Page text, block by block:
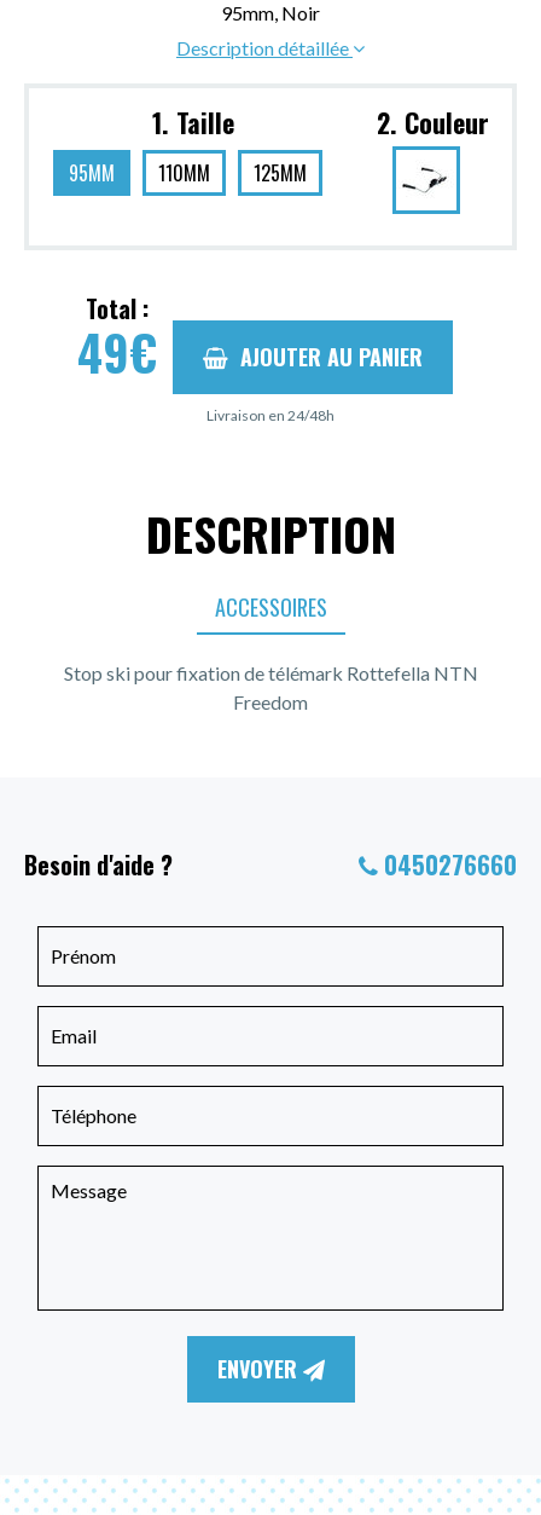
95mm, Noir
Description détaillée
1. Taille
95MM 110MM 125MM
2. Couleur
Total :
49€ AJOUTER AU PANIER
Livraison en 24/48h
DESCRIPTION
ACCESSOIRES
Stop ski pour fixation de télémark Rottefella NTN
Freedom
Besoin d'aide ? 0450276660
ENVOYER